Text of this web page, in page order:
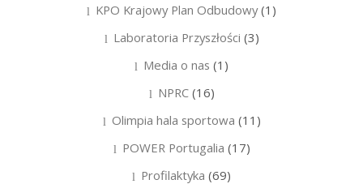
KPO Krajowy Plan Odbudowy(1)
Laboratoria Przyszłości (3)
Media o nas (1)
NPRC(16)
Olimpia hala sportowa (11)
POWER Portugalia (17)
Profilaktyka (69)